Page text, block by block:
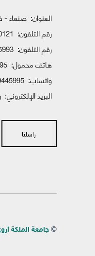
العنوان: صنعاء -
رقم التلفون:
رقم التلفون:
هاتف محمول:
واتساب: 770445995
البريد الإلكتروني:
راسلنا
©جامعة الملكة